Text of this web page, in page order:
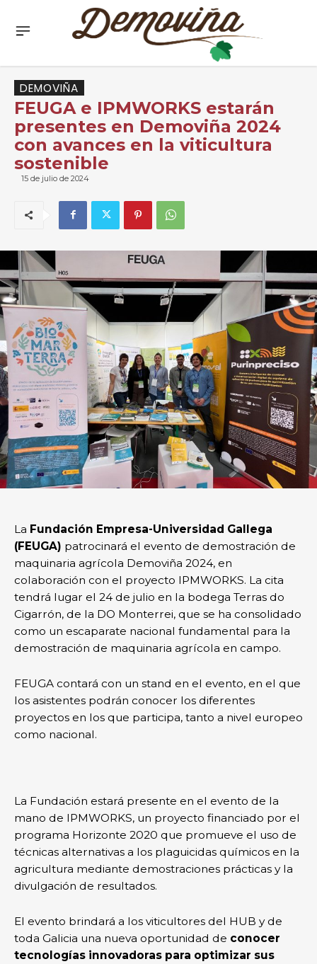
DEMOVIÑA
FEUGA e IPMWORKS estarán
presentes en Demoviña 2024
con avances en la viticultura
sostenible
15 de julio de 2024
La Fundación Empresa-Universidad Gallega
(FEUGA) patrocinará el evento de demostración de
maquinaria agrícola Demoviña 2024, en
colaboración con el proyecto IPMWORKS. La cita
tendrá lugar el 24 de julio en la bodega Terras do
Cigarrón, de la DO Monterrei, que se ha consolidado
como un escaparate nacional fundamental para la
demostración de maquinaria agrícola en campo.
FEUGA contará con un stand en el evento, en el que
los asistentes podrán conocer los diferentes
proyectos en los que participa, tanto a nivel europeo
como nacional.
La Fundación estará presente en el evento de la
mano de IPMWORKS, un proyecto financiado por el
programa Horizonte 2020 que promueve el uso de
técnicas alternativas a los plaguicidas químicos en la
agricultura mediante demostraciones prácticas y la
divulgación de resultados.
El evento brindará a los viticultores del HUB y de
toda Galicia una nueva oportunidad de conocer
tecnologías innovadoras para optimizar sus